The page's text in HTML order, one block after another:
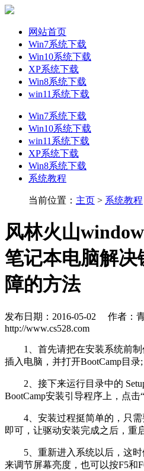
网站首页
Win7系统下载
Win10系统下载
XP系统下载
Win8系统下载
win11系统下载
Win7系统下载
Win10系统下载
win11系统下载
XP系统下载
Win8系统下载
系统教程
当前位置： 主页 > 系统教程
风林火山
笔记本电脑解决
障的方法
发布日期：2016-05-02 作者：
http://www.cs528.com
1、首先请把在安装系统前制
插入电脑，并打开BootCamp目录;
2、接下来运行目录中的
BootCamp安装引导程序上，点
4、安装过程挺简单的，只需
即可，让驱动安装完成之后，重
5、重新进入系统以后，这时
来调节屏幕亮度，也可以按F5和